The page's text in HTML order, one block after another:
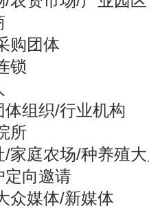
团体
锁
组织/行业机构
所
庭农场/种养殖
向邀请
媒体/新媒体